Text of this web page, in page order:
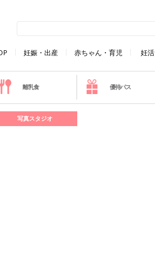
妊娠・出産 赤ちゃん・育児 妊活
離乳食 優待パス
写真スタジオ